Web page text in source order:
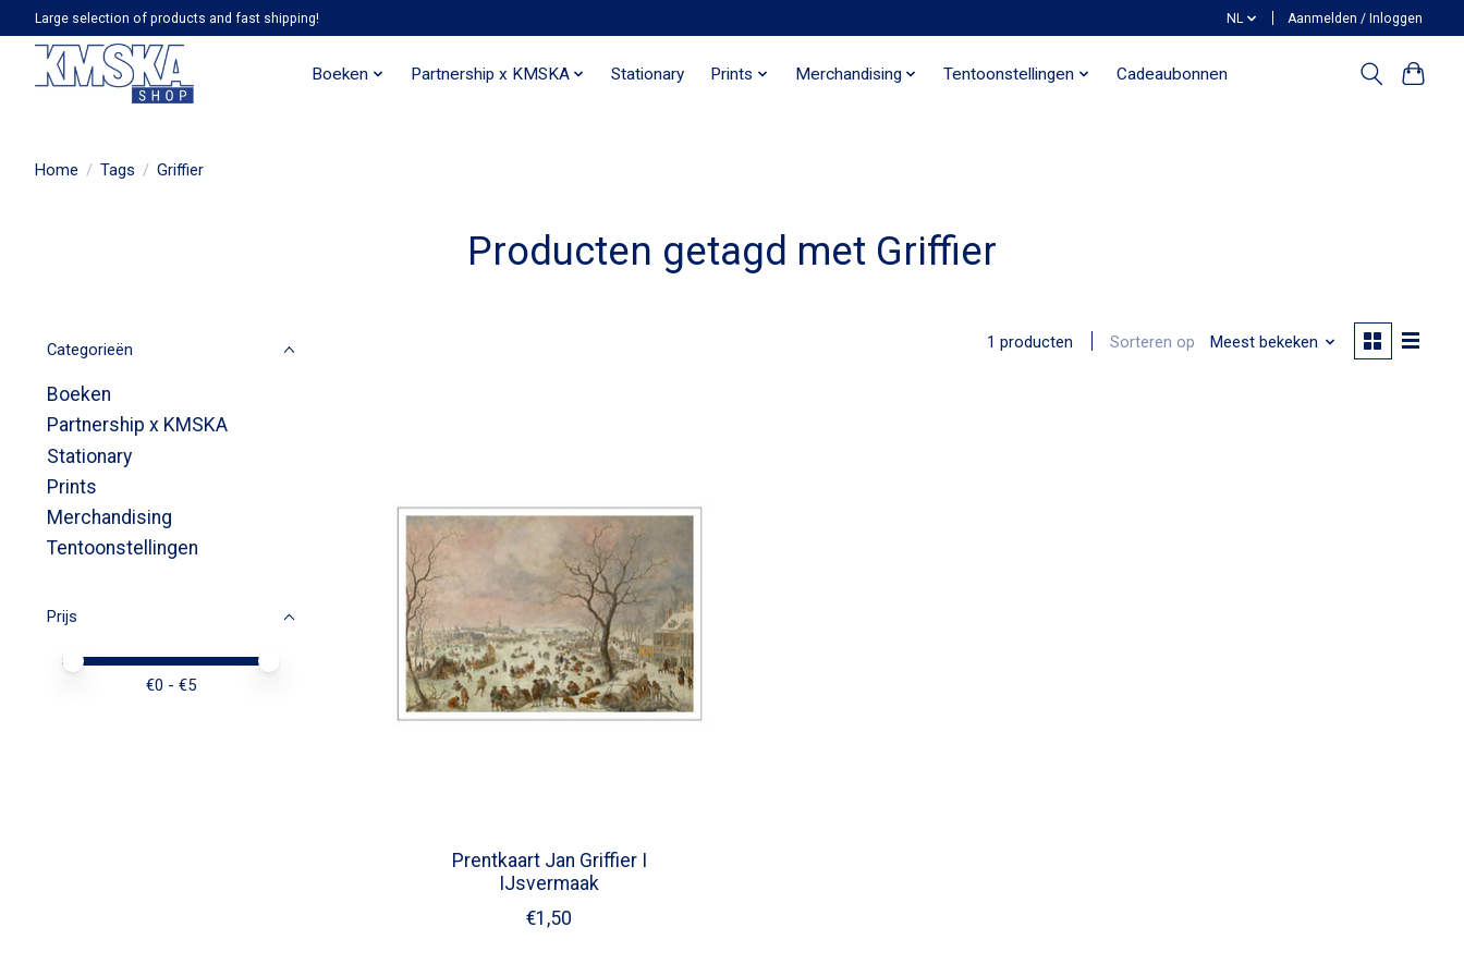
Large selection of products and fast shipping! NL Aanmelden / Inloggen
Boeken Partnership x KMSKA Stationary Prints Merchandising Tentoonstellingen Cadeaubonnen
Home / Tags / Griffier
Producten getagd met Griffier
Categorieën
Boeken
Partnership x KMSKA
Stationary
Prints
Merchandising
Tentoonstellingen
Prijs
Minimale prijswaarde
Price maximum value
€0 - €5
1 producten Sorteren op Meest bekeken
Prentkaart Jan Griffier I
IJsvermaak
€1,50